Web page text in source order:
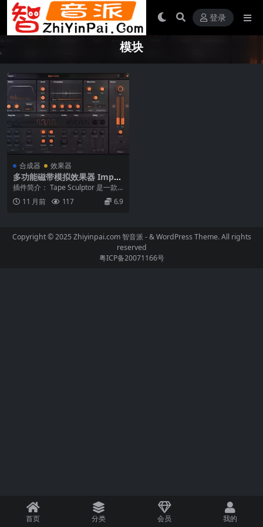
登录
模块
合成器 效果器
多功能磁带模拟效果器 Impac
t Soundworks Tape Sculpt
or v1.0.1-v1.0.2 WiN
插件简介： Tape Sculptor 是一款
次世代磁带效果插件，远超传统磁
带模...11 月前 117 6.9
Copyright © 2025 Zhiyinpai.com智音派 - & WordPress Theme. All rights
reserved
粤ICP备20071166号
首页 分类 会员 我的